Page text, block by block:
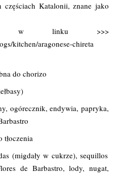
Katalonii, znane jako
w linku >>>
kitchen/aragonese-chireta
do chorizo
ogórecznik, endywia, papryka,
tłoczenia
(migdały w cukrze), sequillos
de Barbastro, lody, nugat,